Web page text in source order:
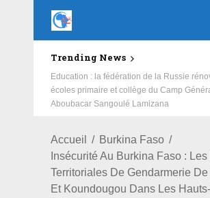
Trending News
Education : la fédération de la Russie
écoles primaire et collège du Camp
Aboubacar Sangoulé Lamizana
Accueil
Burkina Faso
Insécurité Au Burkina Faso :
Territoriales De Gendarmerie
Et Koundougou Dans Les